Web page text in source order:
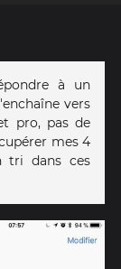
à un
vers
pro, pas de
mes 4
tri dans ces